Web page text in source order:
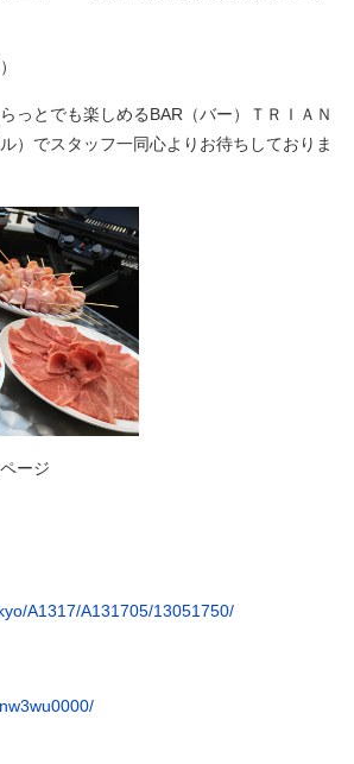
っとでも楽しめるBAR（バー）ＴＲＩＡＮ
）でスタッフ一同心よりお待ちしておりま
ージ
A1317/A131705/13051750/